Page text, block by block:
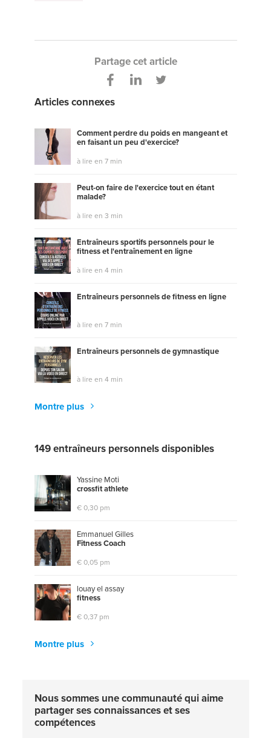
Partage cet article
Articles connexes
Comment perdre du poids en mangeant et
en faisant un peu d'exercice?
à lire en 7 min
Peut-on faire de l'exercice tout en étant
malade?
à lire en 3 min
Entraîneurs sportifs personnels pour le
fitness et l'entraînement en ligne
à lire en 4 min
Entraîneurs personnels de fitness en ligne
à lire en 7 min
Entraîneurs personnels de gymnastique
à lire en 4 min
Montre plus
149 entraîneurs personnels disponibles
Yassine Moti
crossftathlete
€ 0,30 pm
Emmanuel Gilles
FitnessCoach
€ 0,05 pm
louay el assay
ftness
€ 0,37 pm
Montre plus
Nous sommes une communauté qui aime
partager ses connaissances et ses
compétences